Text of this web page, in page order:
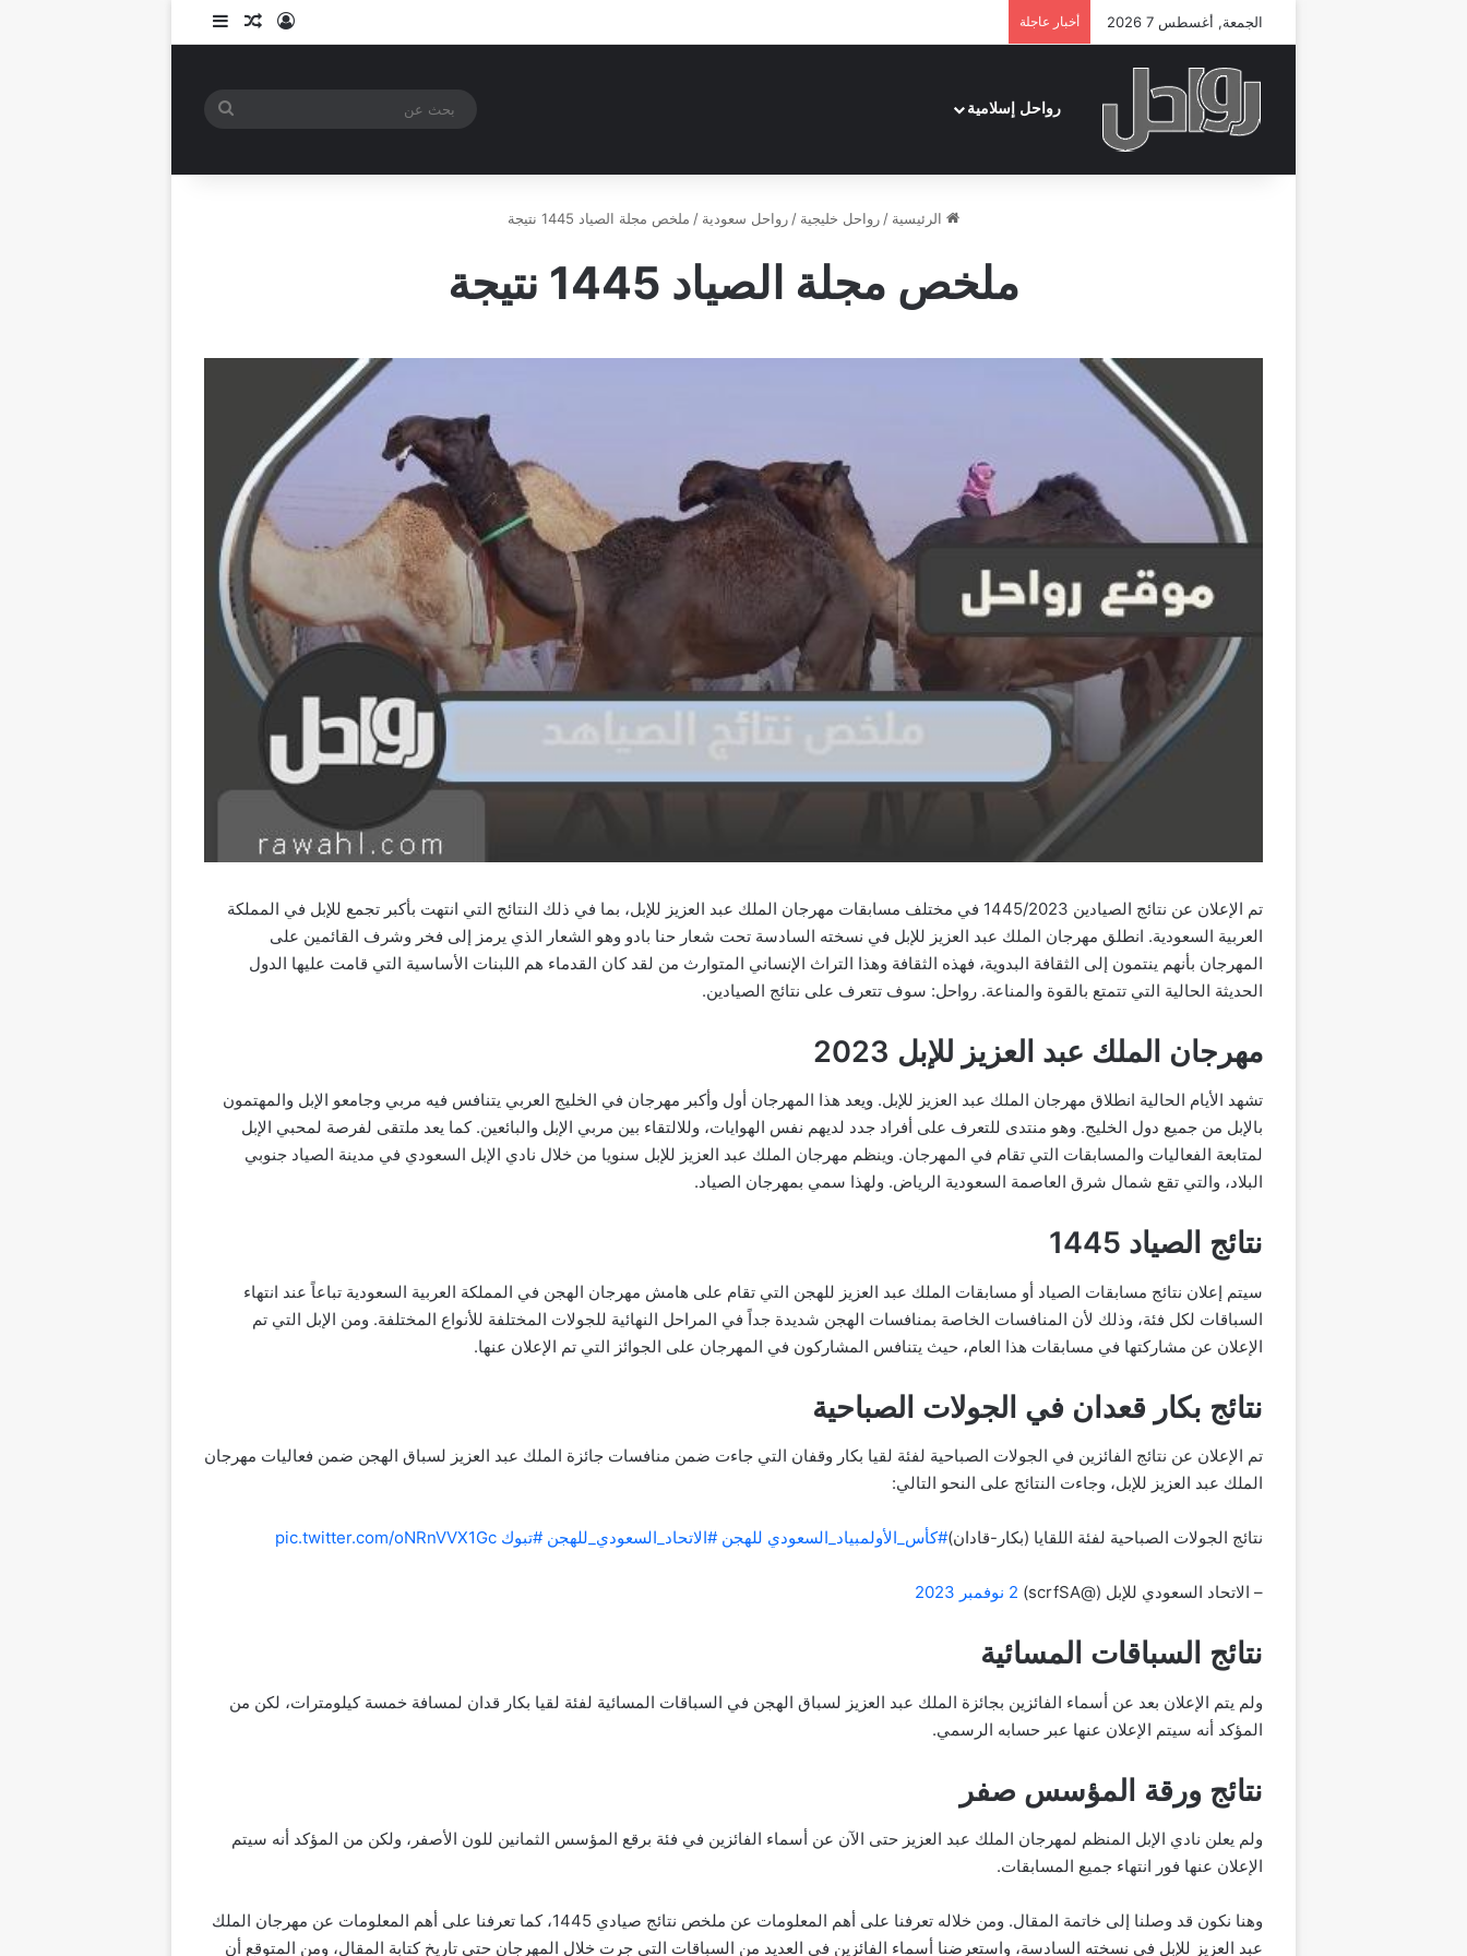
الجمعة, أغسطس 7 2026 أخبار عاجلة تسجيل الدخول
مقال عشوائي
إضافة عمود جانبي
رواحل إسلامية
بحث
الرئيسية / رواحل خليجية / رواحل سعودية / ملخص مجلة الصياد 1445 نتيجة
ملخص مجلة الصياد 1445 نتيجة
تم الإعلان عن نتائج الصيادين 1445/2023 في مختلف مسابقات مهرجان الملك عبد العزيز للإبل، بما في ذلك النتائج التي انتهت بأكبر تجمع للإبل في المملكة
العربية السعودية. انطلق مهرجان الملك عبد العزيز للإبل في نسخته السادسة تحت شعار حنا بادو وهو الشعار الذي يرمز إلى فخر وشرف القائمين على
المهرجان بأنهم ينتمون إلى الثقافة البدوية، فهذه الثقافة وهذا التراث الإنساني المتوارث من لقد كان القدماء هم اللبنات الأساسية التي قامت عليها الدول
الحديثة الحالية التي تتمتع بالقوة والمناعة. رواحل: سوف تتعرف على نتائج الصيادين.
مهرجان الملك عبد العزيز للإبل 2023
تشهد الأيام الحالية انطلاق مهرجان الملك عبد العزيز للإبل. ويعد هذا المهرجان أول وأكبر مهرجان في الخليج العربي يتنافس فيه مربي وجامعو الإبل والمهتمون
بالإبل من جميع دول الخليج. وهو منتدى للتعرف على أفراد جدد لديهم نفس الهوايات، وللالتقاء بين مربي الإبل والبائعين. كما يعد ملتقى لفرصة لمحبي الإبل
لمتابعة الفعاليات والمسابقات التي تقام في المهرجان. وينظم مهرجان الملك عبد العزيز للإبل سنويا من خلال نادي الإبل السعودي في مدينة الصياد جنوبي
البلاد، والتي تقع شمال شرق العاصمة السعودية الرياض. ولهذا سمي بمهرجان الصياد.
نتائج الصياد 1445
سيتم إعلان نتائج مسابقات الصياد أو مسابقات الملك عبد العزيز للهجن التي تقام على هامش مهرجان الهجن في المملكة العربية السعودية تباعاً عند انتهاء
السباقات لكل فئة، وذلك لأن المنافسات الخاصة بمنافسات الهجن شديدة جداً في المراحل النهائية للجولات المختلفة للأنواع المختلفة. ومن الإبل التي تم
الإعلان عن مشاركتها في مسابقات هذا العام، حيث يتنافس المشاركون في المهرجان على الجوائز التي تم الإعلان عنها.
نتائج بكار قعدان في الجولات الصباحية
تم الإعلان عن نتائج الفائزين في الجولات الصباحية لفئة لقيا بكار وقفان التي جاءت ضمن منافسات جائزة الملك عبد العزيز لسباق الهجن ضمن فعاليات مهرجان
الملك عبد العزيز للإبل، وجاءت النتائج على النحو التالي:
نتائج الجولات الصباحية لفئة اللقايا (بكار-قادان)#كأس_الأولمبياد_السعودي للهجن #الاتحاد_السعودي_للهجن #تبوك pic.twitter.com/oNRnVVX1Gc
– الاتحاد السعودي للإبل (@scrfSA) 2 نوفمبر 2023
نتائج السباقات المسائية
ولم يتم الإعلان بعد عن أسماء الفائزين بجائزة الملك عبد العزيز لسباق الهجن في السباقات المسائية لفئة لقيا بكار قدان لمسافة خمسة كيلومترات، لكن من
المؤكد أنه سيتم الإعلان عنها عبر حسابه الرسمي.
نتائج ورقة المؤسس صفر
ولم يعلن نادي الإبل المنظم لمهرجان الملك عبد العزيز حتى الآن عن أسماء الفائزين في فئة برقع المؤسس الثمانين للون الأصفر، ولكن من المؤكد أنه سيتم
الإعلان عنها فور انتهاء جميع المسابقات.
وهنا نكون قد وصلنا إلى خاتمة المقال. ومن خلاله تعرفنا على أهم المعلومات عن ملخص نتائج صيادي 1445، كما تعرفنا على أهم المعلومات عن مهرجان الملك
عبد العزيز للإبل في نسخته السادسة، واستعرضنا أسماء الفائزين في العديد من السباقات التي جرت خلال المهرجان حتى تاريخ كتابة المقال، ومن المتوقع أن